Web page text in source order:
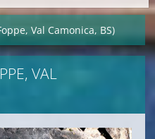
Val Camonica, BS)
VAL